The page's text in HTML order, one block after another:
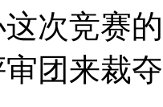
次竞赛
团来裁